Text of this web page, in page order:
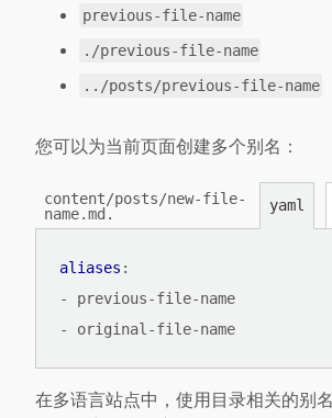
previous-file-name
./previous-file-name
../posts/previous-file-name
您可以为当前页面创建多个别名：
content/posts/new-file-
name.md.
yaml
aliases :
- previous-file-name
- original-file-name
在多语言站点中，使用目录相关的别